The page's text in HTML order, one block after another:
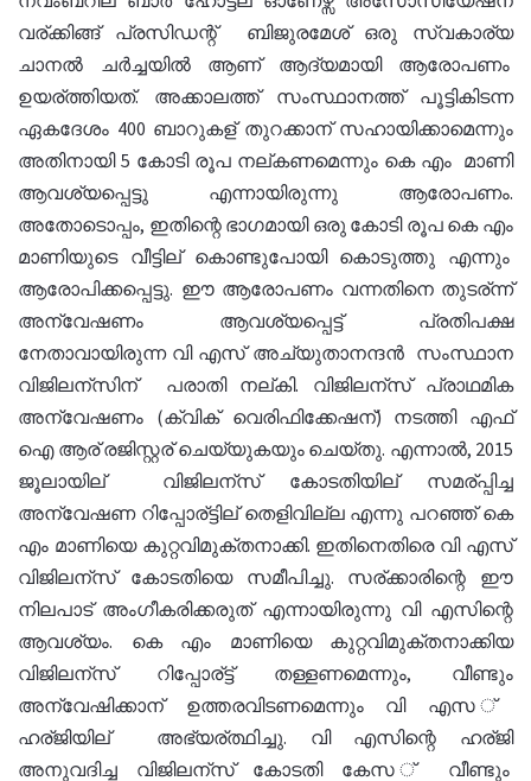
വര്ക്കിങ്ങ് പ്രസിഡന്റ് ബിജുരമേശ് ഒരു സ്വകാര്യ
ചാനൽ ചർച്ചയിൽ ആണ് ആദ്യമായി ആരോപണം
ഉയര്ത്തിയത്. അക്കാലത്ത് സംസ്ഥാനത്ത് പൂട്ടികിടന്ന
ഏകദേശം 400 ബാറുകള് തുറക്കാന് സഹായിക്കാമെന്നും
അതിനായി 5 കോടി രൂപ നല്കണമെന്നും കെ എം മാണി
ആവശ്യപ്പെട്ടു എന്നായിരുന്നു ആരോപണം.
അതോടൊപ്പം, ഇതിന്റെ ഭാഗമായി ഒരു കോടി രൂപ കെ എം
മാണിയുടെ വീട്ടില് കൊണ്ടുപോയി കൊടുത്തു എന്നും
ആരോപിക്കപ്പെട്ടു. ഈ ആരോപണം വന്നതിനെ തുടര്ന്ന്
അന്വേഷണം ആവശ്യപ്പെട്ട് പ്രതിപക്ഷ
നേതാവായിരുന്ന വി എസ് അച്യുതാനന്ദൻ സംസ്ഥാന
വിജിലന്സിന് പരാതി നല്കി. വിജിലന്സ് പ്രാഥമിക
അന്വേഷണം (ക്വിക് വെരിഫിക്കേഷന്) നടത്തി എഫ്
ഐ ആര് രജിസ്റ്റര് ചെയ്യുകയും ചെയ്തു. എന്നാൽ, 2015
ജൂലായില് വിജിലന്സ് കോടതിയില് സമര്പ്പിച്ച
അന്വേഷണ റിപ്പോര്ട്ടില് തെളിവില്ല എന്നു പറഞ്ഞ് കെ
എം മാണിയെ കുറ്റവിമുക്തനാക്കി. ഇതിനെതിരെ വി എസ്
വിജിലന്സ് കോടതിയെ സമീപിച്ചു. സര്ക്കാരിന്റെ ഈ
നിലപാട് അംഗീകരിക്കരുത് എന്നായിരുന്നു വി എസിന്റെ
ആവശ്യം. കെ എം മാണിയെ കുറ്റവിമുക്തനാക്കിയ
വിജിലന്സ് റിപ്പോര്ട്ട് തള്ളണമെന്നും, വീണ്ടും
അന്വേഷിക്കാന് ഉത്തരവിടണമെന്നും വി എസ ്
ഹര്ജിയില് അഭ്യര്ത്ഥിച്ചു. വി എസിന്റെ ഹര്ജി
അനുവദിച്ച വിജിലന്സ് കോടതി കേസ ് വീണ്ടും